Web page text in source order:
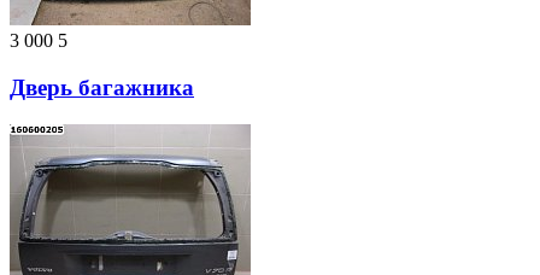
3 000 5
Дверь багажника